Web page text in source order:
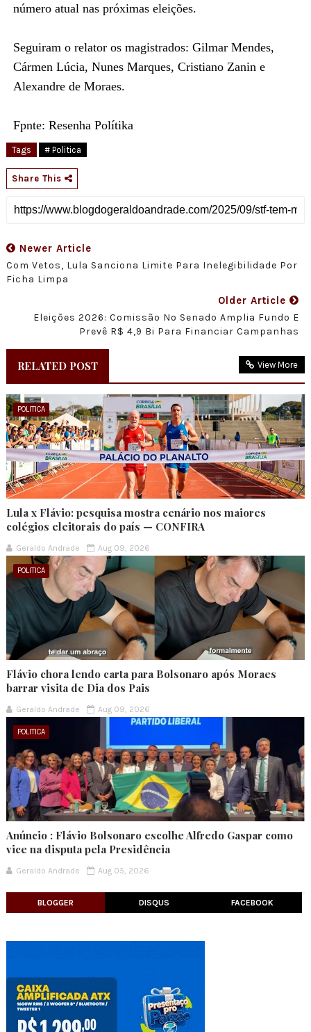
número atual nas próximas eleições.
Seguiram o relator os magistrados: Gilmar Mendes,
Cármen Lúcia, Nunes Marques, Cristiano Zanin e
Alexandre de Moraes.
Fpnte: Resenha Polítika
Tags # Politica
Share This
Newer Article
Com Vetos, Lula Sanciona Limite Para Inelegibilidade Por
Ficha Limpa
Older Article
Eleições 2026: Comissão No Senado Amplia Fundo E
Prevê R$ 4,9 Bi Para Financiar Campanhas
RELATED POST View More
POLITICA
Lula x Flávio: pesquisa mostra cenário nos maiores
colégios eleitorais do país — CONFIRA
Geraldo Andrade Aug 09, 2026
POLITICA
Flávio chora lendo carta para Bolsonaro após Moraes
barrar visita de Dia dos Pais
Geraldo Andrade Aug 09, 2026
POLITICA
Anúncio : Flávio Bolsonaro escolhe Alfredo Gaspar como
vice na disputa pela Presidência
Geraldo Andrade Aug 05, 2026
BLOGGER DISQUS FACEBOOK